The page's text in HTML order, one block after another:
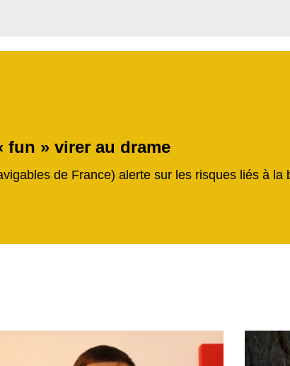
fun » virer au drame
de France) alerte sur les risques liés à la